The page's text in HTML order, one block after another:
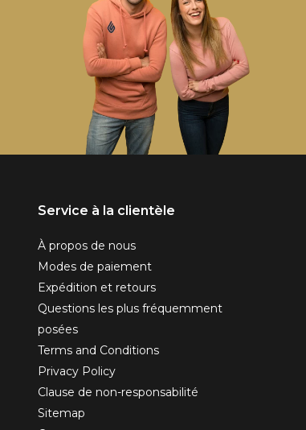
Service à la clientèle
À propos de nous
Modes de paiement
Expédition et retours
Questions les plus fréquemment
posées
Terms and Conditions
Privacy Policy
Clause de non-responsabilité
Sitemap